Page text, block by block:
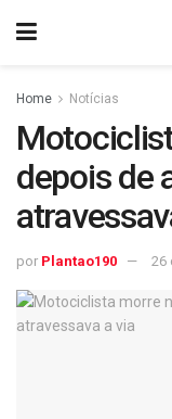
Home Notícias
depois de
por Plantao190 26